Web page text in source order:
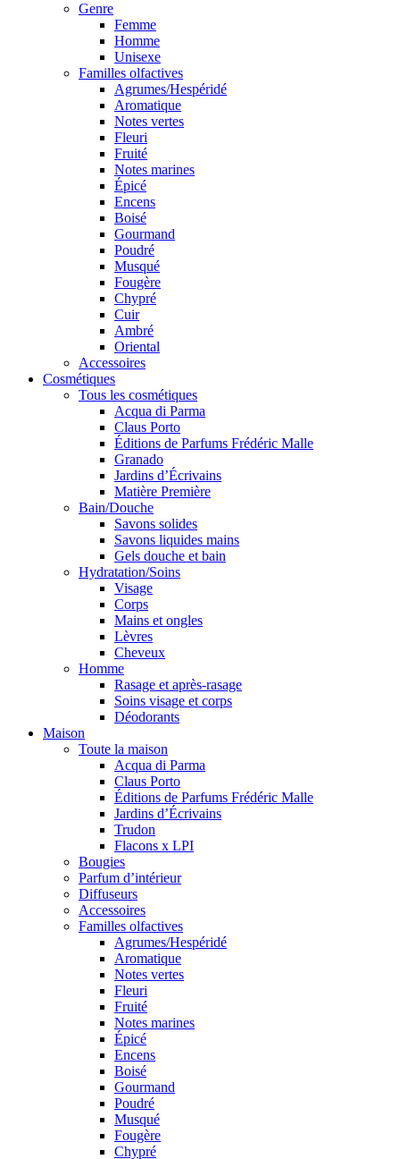
Genre
Femme
Homme
Unisexe
Familles olfactives
Agrumes/Hespéridé
Aromatique
Notes vertes
Fleuri
Fruité
Notes marines
Épicé
Encens
Boisé
Gourmand
Poudré
Musqué
Fougère
Chypré
Cuir
Ambré
Oriental
Accessoires
Cosmétiques
Tous les cosmétiques
Acqua di Parma
Claus Porto
Éditions de Parfums Frédéric Malle
Granado
Jardins d’Écrivains
Matière Première
Bain/Douche
Savons solides
Savons liquides mains
Gels douche et bain
Hydratation/Soins
Visage
Corps
Mains et ongles
Lèvres
Cheveux
Homme
Rasage et après-rasage
Soins visage et corps
Déodorants
Maison
Toute la maison
Acqua di Parma
Claus Porto
Éditions de Parfums Frédéric Malle
Jardins d’Écrivains
Trudon
Flacons x LPI
Bougies
Parfum d’intérieur
Diffuseurs
Accessoires
Familles olfactives
Agrumes/Hespéridé
Aromatique
Notes vertes
Fleuri
Fruité
Notes marines
Épicé
Encens
Boisé
Gourmand
Poudré
Musqué
Fougère
Chypré